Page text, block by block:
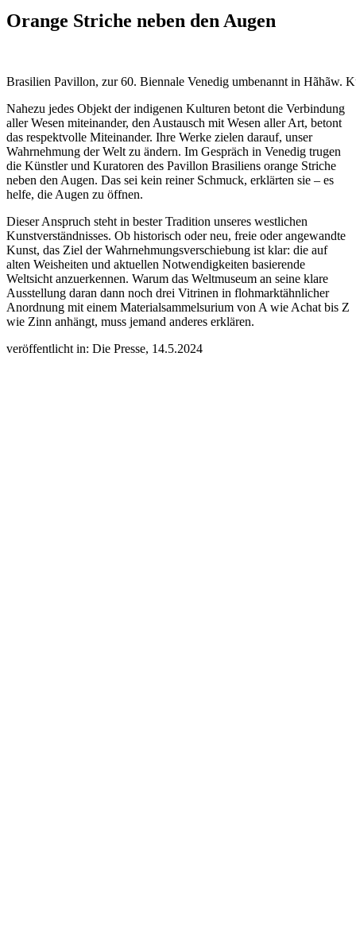
Orange Striche neben den Augen
Brasilien Pavillon, zur 60. Biennale Venedig umbenannt in Hãhãw.
Nahezu jedes Objekt der indigenen Kulturen betont die Verbindung
aller Wesen miteinander, den Austausch mit Wesen aller Art, betont
das respektvolle Miteinander. Ihre Werke zielen darauf, unser
Wahrnehmung der Welt zu ändern. Im Gespräch in Venedig trugen
die Künstler und Kuratoren des Pavillon Brasiliens orange Striche
neben den Augen. Das sei kein reiner Schmuck, erklärten sie – es
helfe, die Augen zu öffnen.
Dieser Anspruch steht in bester Tradition unseres westlichen
Kunstverständnisses. Ob historisch oder neu, freie oder angewandte
Kunst, das Ziel der Wahrnehmungsverschiebung ist klar: die auf
alten Weisheiten und aktuellen Notwendigkeiten basierende
Weltsicht anzuerkennen. Warum das Weltmuseum an seine klare
Ausstellung daran dann noch drei Vitrinen in flohmarktähnlicher
Anordnung mit einem Materialsammelsurium von A wie Achat bis Z
wie Zinn anhängt, muss jemand anderes erklären.
veröffentlicht in: Die Presse, 14.5.2024